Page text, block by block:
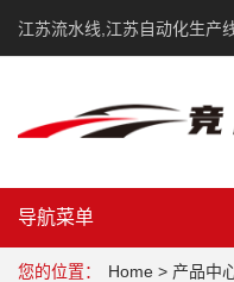
江苏流水线,江苏自动化生产
导航菜单
您的位置： Home > 产品中